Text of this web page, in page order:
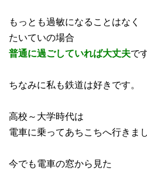
もっとも過敏になることはなく
たいていの場合
普通に過ごしていれば大丈夫で
ちなみに私も鉄道は好きです。
高校～大学時代は
電車に乗ってあちこちへ行きま
今でも電車の窓から見た